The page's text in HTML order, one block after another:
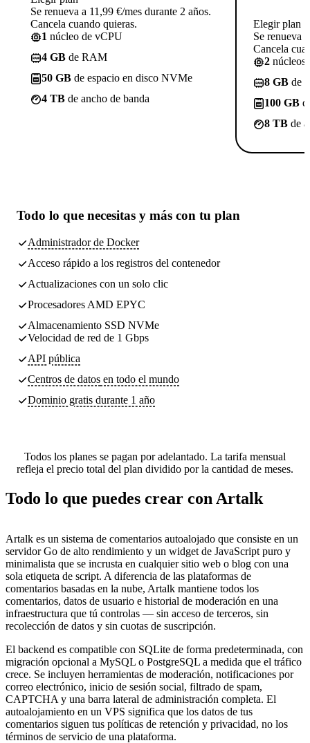
Se renueva a 11,99 €/mes durante 2 años.
Cancela cuando quieras.
1 núcleo de vCPU
4 GB de RAM
50 GB de espacio en disco NVMe
4 TB de ancho de banda
Elegir plan
Se renueva
Cancela
2 núcleos
8 GB de
100 GB
8 TB de
Todo lo que necesitas y más con tu plan
Administrador de Docker
Acceso rápido a los registros del contenedor
Actualizaciones con un solo clic
Procesadores AMD EPYC
Almacenamiento SSD NVMe
Velocidad de red de 1 Gbps
API pública
Centros de datos en todo el mundo
Dominio gratis durante 1 año
Todos los planes se pagan por adelantado. La tarifa mensual
refleja el precio total del plan dividido por la cantidad de meses.
Todo lo que puedes crear con Artalk
Artalk es un sistema de comentarios autoalojado que consiste en un
servidor Go de alto rendimiento y un widget de JavaScript puro y
minimalista que se incrusta en cualquier sitio web o blog con una
sola etiqueta de script. A diferencia de las plataformas de
comentarios basadas en la nube, Artalk mantiene todos los
comentarios, datos de usuario e historial de moderación en una
infraestructura que tú controlas — sin acceso de terceros, sin
recolección de datos y sin cuotas de suscripción.
El backend es compatible con SQLite de forma predeterminada, con
migración opcional a MySQL o PostgreSQL a medida que el tráfico
crece. Se incluyen herramientas de moderación, notificaciones por
correo electrónico, inicio de sesión social, filtrado de spam,
CAPTCHA y una barra lateral de administración completa. El
autoalojamiento en un VPS significa que los datos de tus
comentarios siguen tus políticas de retención y privacidad, no los
términos de servicio de una plataforma.